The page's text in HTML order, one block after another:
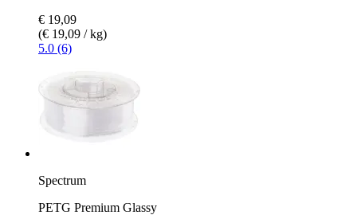
€ 19,09
(€ 19,09 / kg)
5.0 (6)
Spectrum
PETG Premium Glassy